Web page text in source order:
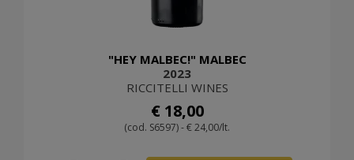
"HEY MALBEC!" MALBEC
2023
RICCITELLI WINES
€ 18,00
(cod. S6597) - € 24,00/lt.